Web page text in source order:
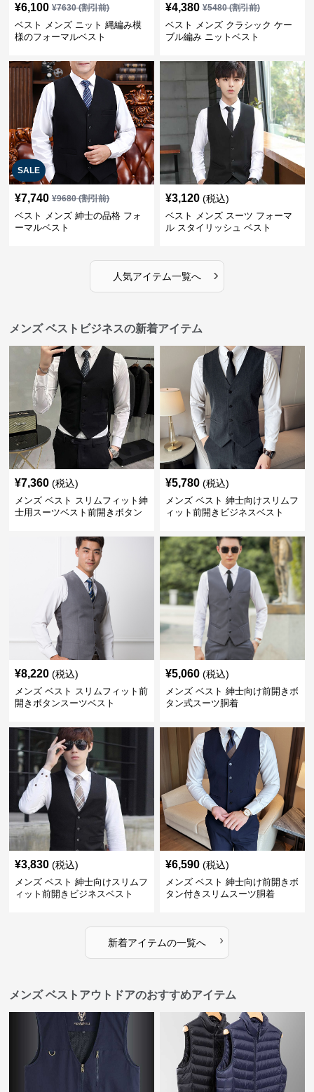
¥6,100 ¥7630(割引前)
ベスト メンズ ニット 縄編み模
様のフォーマルベスト
¥4,380 ¥5480(割引前)
ベスト メンズ クラシック ケー
ブル編み ニットベスト
SALE
¥7,740 ¥9680(割引前)
ベスト メンズ 紳士の品格 フォ
ーマルベスト
¥3,120 (税込)
ベスト メンズ スーツ フォーマ
ル スタイリッシュ ベスト
人気アイテム一覧へ ›
メンズ ベストビジネスの新着アイテム
¥7,360 (税込)
メンズ ベスト スリムフィット紳
士用スーツベスト前開きボタン
¥5,780 (税込)
メンズ ベスト 紳士向けスリムフ
ィット前開きビジネスベスト
¥8,220 (税込)
メンズ ベスト スリムフィット前
開きボタンスーツベスト
¥5,060 (税込)
メンズ ベスト 紳士向け前開きボ
タン式スーツ胴着
¥3,830 (税込)
メンズ ベスト 紳士向けスリムフ
ィット前開きビジネスベスト
¥6,590 (税込)
メンズ ベスト 紳士向け前開きボ
タン付きスリムスーツ胴着
新着アイテムの一覧へ ›
メンズ ベストアウトドアのおすすめアイテム